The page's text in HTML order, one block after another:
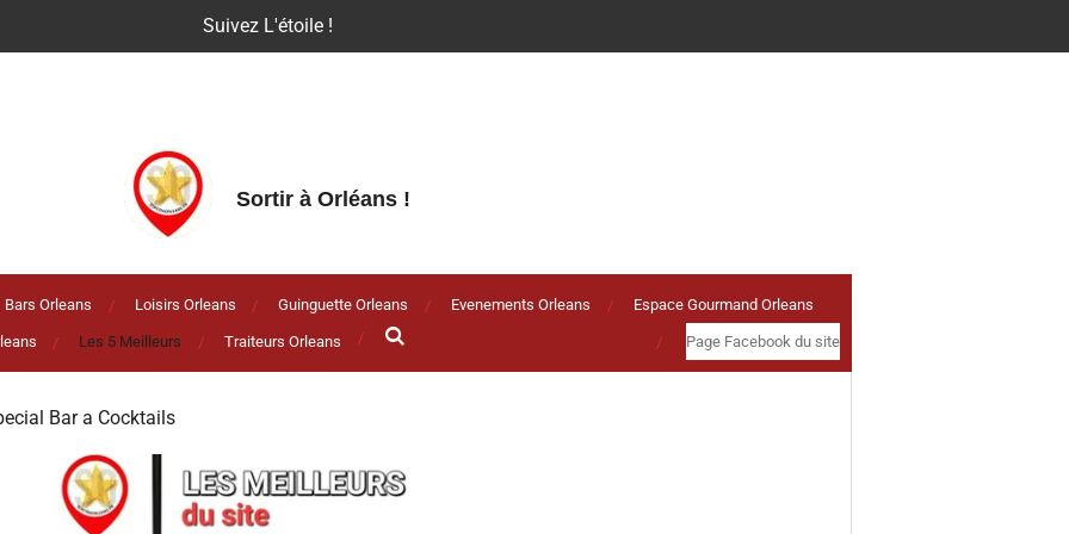
Suivez L'étoile !
Sortir à Orléans !
Bars Orleans Loisirs Orleans Guinguette Orleans Evenements Orleans Espace Gourmand Orleans
Les 5 Meilleurs Traiteurs Orleans Page Facebook du site
Bar a Cocktails